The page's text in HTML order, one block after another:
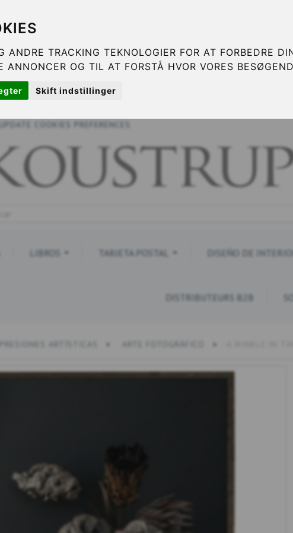
ANDRE TRACKING TEKNOLOGIER FOR AT FORBEDRE
ANNONCER OG TIL AT FORSTÅ HVOR VORES
Skift indstillinger
UPDATE COOKIES PREFERENCES
LIBROS TARJETA POSTAL DISEÑO DE
DISTRIBUTEURS B2B
ARTÍSTICAS